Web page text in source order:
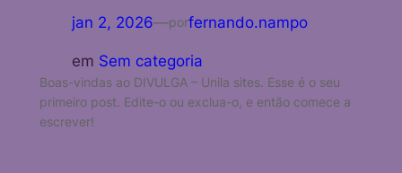
jan 2, 2026—porfernando.nampo
em Sem categoria
Boas-vindas ao DIVULGA – Unila sites. Esse é o seu
primeiro post. Edite-o ou exclua-o, e então comece a
escrever!